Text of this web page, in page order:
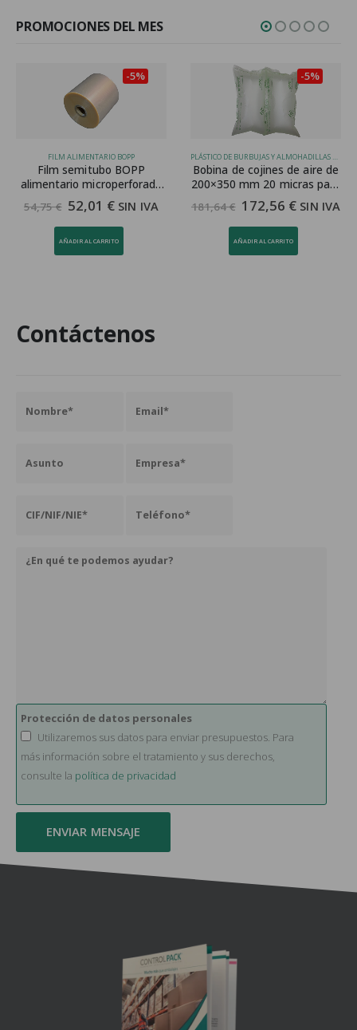
PROMOCIONES DEL MES
FILM ALIMENTARIO BOPP
Film semitubo BOPP
alimentario microperforado
30 cm 20 my
54,75€ 52,01 € SIN IVA
-5%
AÑADIR AL CARRITO
PLÁSTICO DE BURBUJAS Y ALMOHADILLAS DE AIRE
Bobina de cojines de aire de
200×350 mm 20 micras para
SPK 7005
181,64€ 172,56 € SIN IVA
-5%
AÑADIR AL CARRITO
Contáctenos
Protección de datos personales
Utilizaremos sus datos para enviar presupuestos. Para
más información sobre el tratamiento y sus derechos,
consulte la política de privacidad